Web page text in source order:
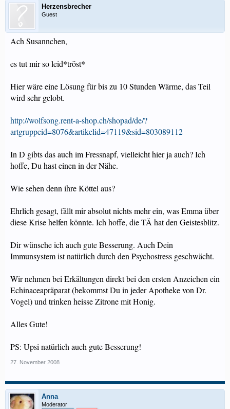
Herzensbrecher
Guest
Ach Susannchen,
es tut mir so leid*tröst*
Hier wäre eine Lösung für bis zu 10 Stunden Wärme, das Teil
wird sehr gelobt.
http://wolfsong.rent-a-shop.ch/shopad/de/?
artgruppeid=8076&artikelid=47119&sid=803089112
In D gibts das auch im Fressnapf, vielleicht hier ja auch? Ich
hoffe, Du hast einen in der Nähe.
Wie sehen denn ihre Köttel aus?
Ehrlich gesagt, fällt mir absolut nichts mehr ein, was Emma über
diese Krise helfen könnte. Ich hoffe, die TÄ hat den Geistesblitz.
Dir wünsche ich auch gute Besserung. Auch Dein
Immunsystem ist natürlich durch den Psychostress geschwächt.
Wir nehmen bei Erkältungen direkt bei den ersten Anzeichen ein
Echinaceapräparat (bekommst Du in jeder Apotheke von Dr.
Vogel) und trinken heisse Zitrone mit Honig.
Alles Gute!
PS: Upsi natürlich auch gute Besserung!
27. November 2008
Anna
Moderator